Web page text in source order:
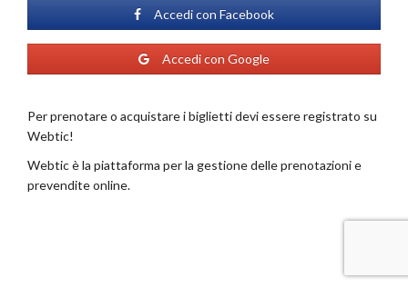
Accedi con Facebook
Accedi con Google
Per prenotare o acquistare i biglietti devi essere registrato su
Webtic!
Webtic è la piattaforma per la gestione delle prenotazioni e
prevendite online.